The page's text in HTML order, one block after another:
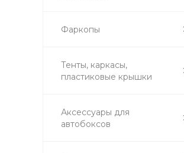
Фаркопы
Тенты, каркасы,
пластиковые крышки
Аксессуары для
автобоксов